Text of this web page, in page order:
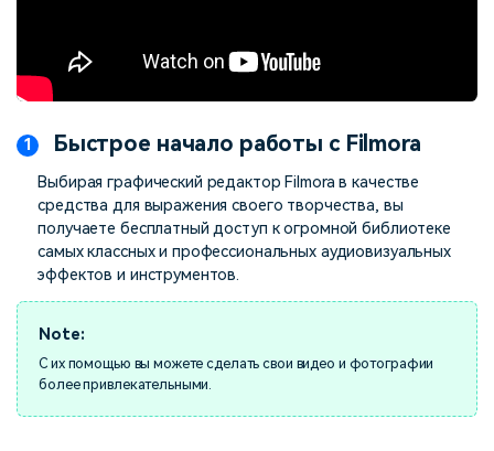
Быстрое начало работы с Filmora
Выбирая графический редактор Filmora в качестве
средства для выражения своего творчества, вы
получаете бесплатный доступ к огромной библиотеке
самых классных и профессиональных аудиовизуальных
эффектов и инструментов.
С их помощью вы можете сделать свои видео и фотографии
более привлекательными.